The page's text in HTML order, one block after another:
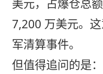
美元，占爆仓总
7,200 万美元。
军清算事件。
但值得追问的是